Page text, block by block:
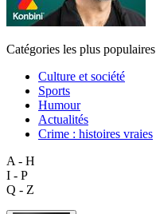
Catégories les plus populaires
Culture et société
Sports
Humour
Actualités
Crime : histoires vraies
A - H
I - P
Q - Z